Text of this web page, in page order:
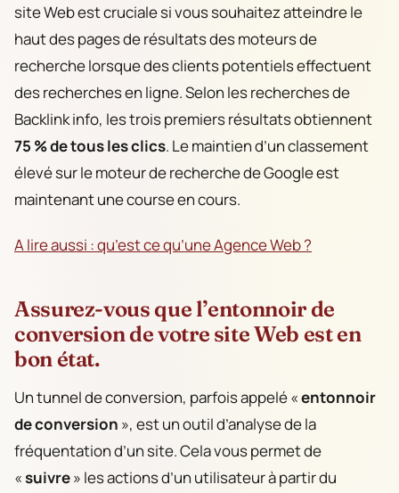
site Web est cruciale si vous souhaitez atteindre le
haut des pages de résultats des moteurs de
recherche lorsque des clients potentiels effectuent
des recherches en ligne. Selon les recherches de
Backlink info, les trois premiers résultats obtiennent
75 % de tous les clics. Le maintien d’un classement
élevé sur le moteur de recherche de Google est
maintenant une course en cours.
A lire aussi : qu’est ce qu’une Agence Web ?
Assurez-vous que l’entonnoir de
conversion de votre site Web est en
bon état.
Un tunnel de conversion, parfois appelé «entonnoir
de conversion », est un outil d’analyse de la
fréquentation d’un site. Cela vous permet de
«suivre» les actions d’un utilisateur à partir du